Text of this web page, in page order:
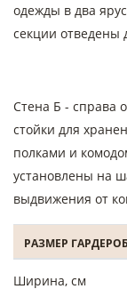
одежды в два
секции
Стена Б - справа
стойки для
полками и
установлены на
выдвижения от
РАЗМЕР
Ширина, см